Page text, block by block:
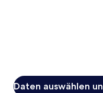
Daten auswählen